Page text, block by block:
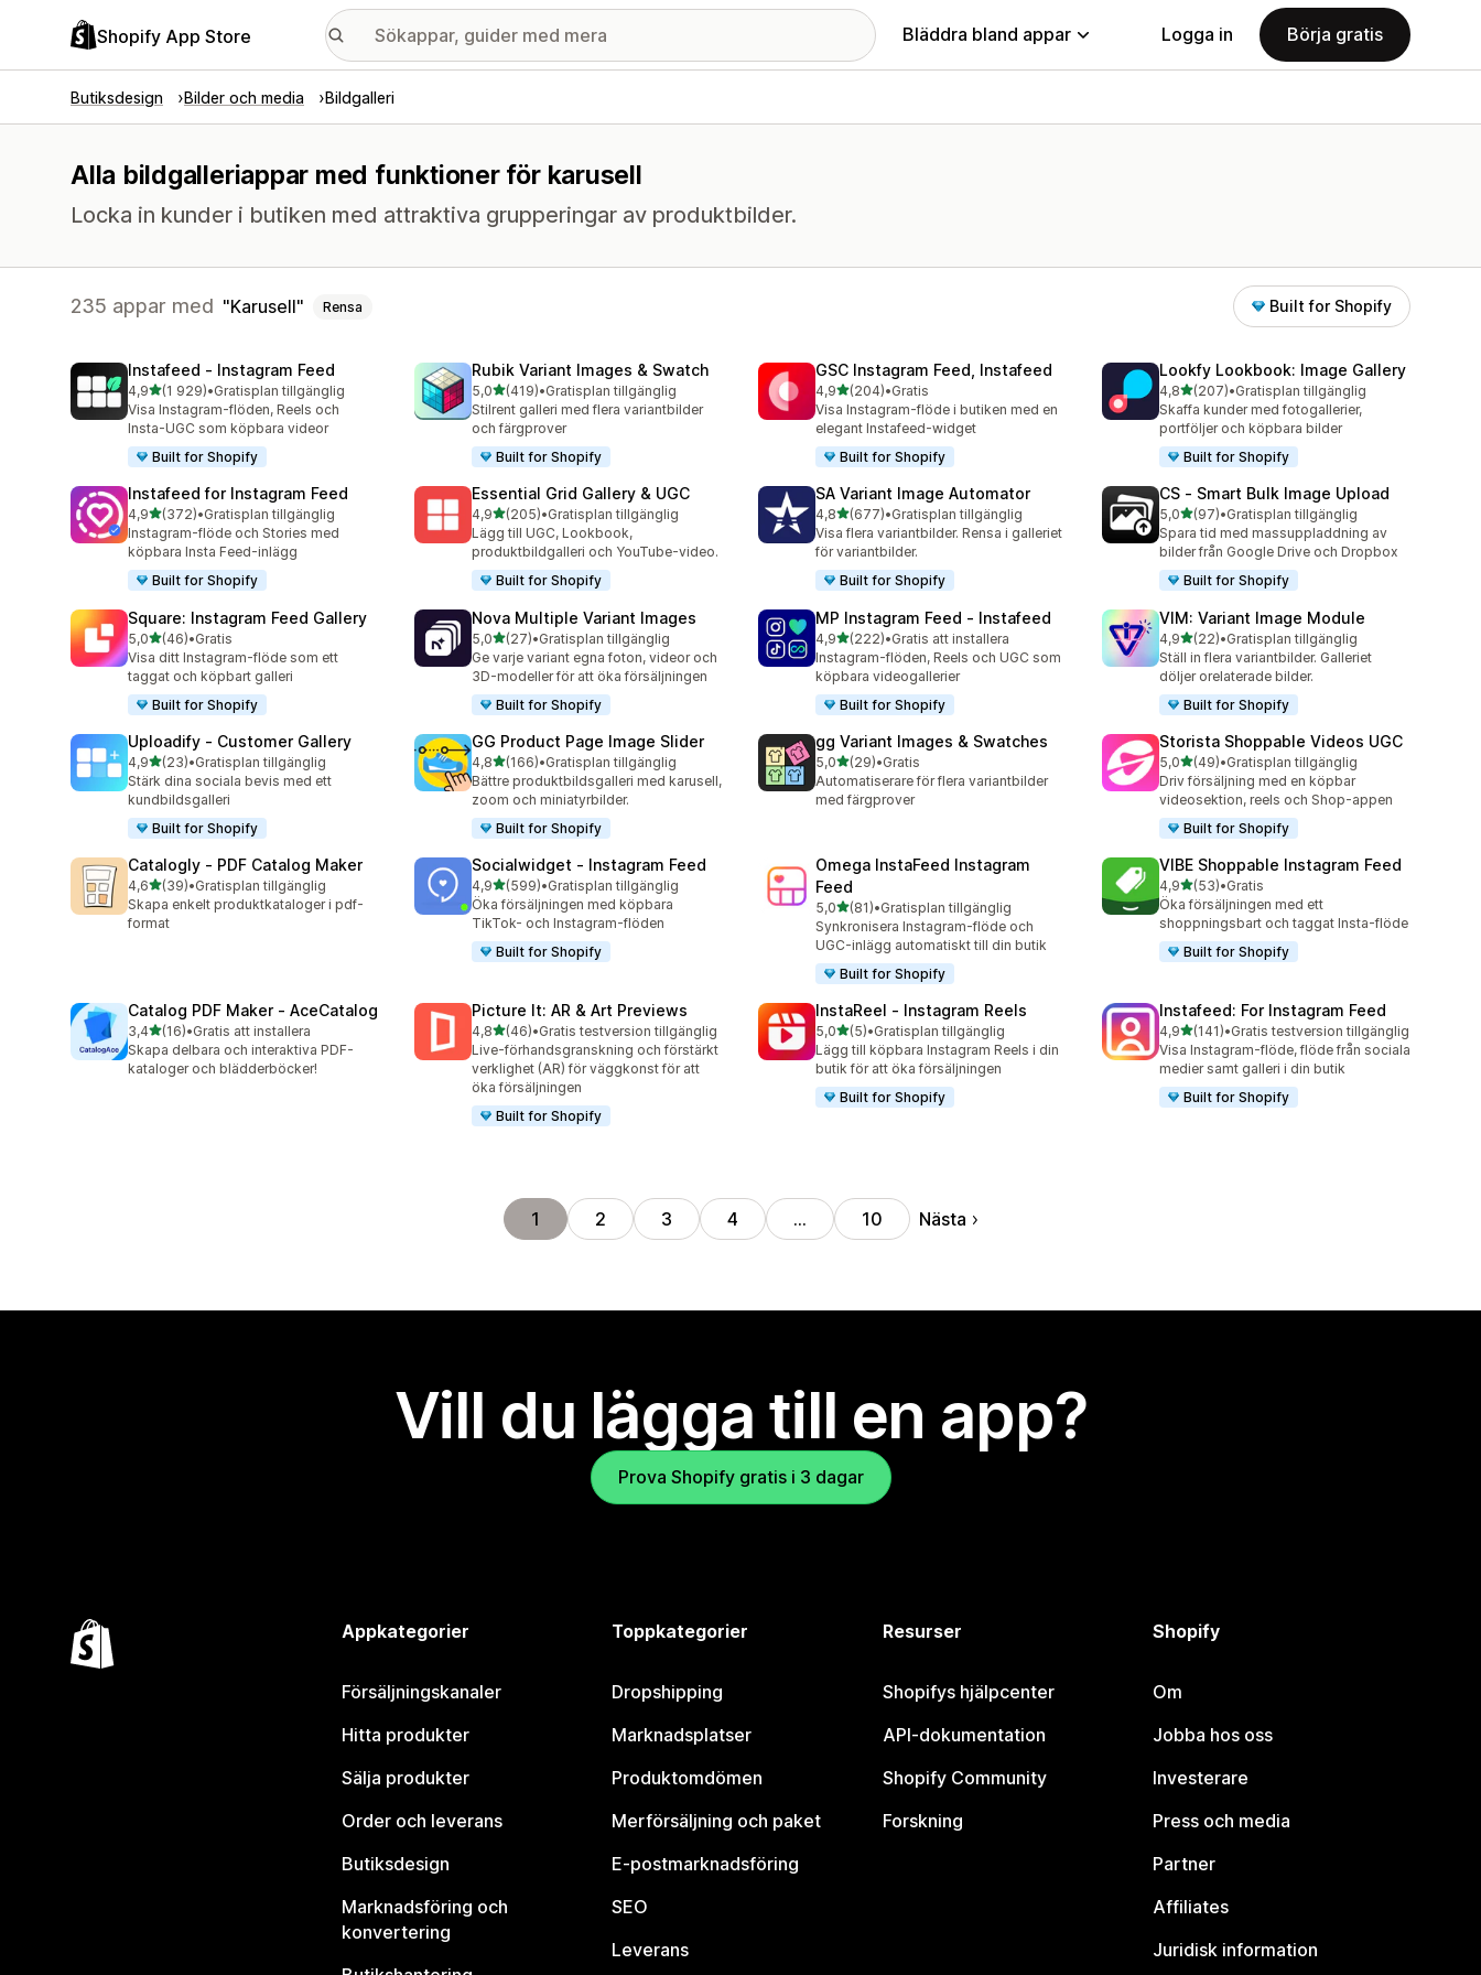
Shopify App Store Bläddra bland appar Logga in Börja gratis
Butiksdesign Bilder och media Bildgalleri
Alla bildgalleriappar med funktioner för karusell
Locka in kunder i butiken med attraktiva grupperingar av produktbilder.
235 appar med Karusell Rensa Built for Shopify
Instafeed ‑ Instagram Feed
4,9av 5 stjärnor
(1 929)
1929 recensioner totalt
•Gratisplan tillgänglig
Visa Instagram-flöden, Reels och
Insta-UGC som köpbara videor
Built for Shopify
Rubik Variant Images & Swatch
5,0av 5 stjärnor
(419)
419 recensioner totalt
•Gratisplan tillgänglig
Stilrent galleri med flera variantbilder
och färgprover
Built for Shopify
GSC Instagram Feed, Instafeed
4,9av 5 stjärnor
(204)
204 recensioner totalt
•Gratis
Visa Instagram-flöde i butiken med en
elegant Instafeed-widget
Built for Shopify
Lookfy Lookbook: Image Gallery
4,8av 5 stjärnor
(207)
207 recensioner totalt
•Gratisplan tillgänglig
Skaffa kunder med fotogallerier,
portföljer och köpbara bilder
Built for Shopify
Instafeed for Instagram Feed
4,9av 5 stjärnor
(372)
372 recensioner totalt
•Gratisplan tillgänglig
Instagram-flöde och Stories med
köpbara Insta Feed-inlägg
Built for Shopify
Essential Grid Gallery & UGC
4,9av 5 stjärnor
(205)
205 recensioner totalt
•Gratisplan tillgänglig
Lägg till UGC, Lookbook,
produktbildgalleri och YouTube-video.
Built for Shopify
SA Variant Image Automator
4,8av 5 stjärnor
(677)
677 recensioner totalt
•Gratisplan tillgänglig
Visa flera variantbilder. Rensa i galleriet
för variantbilder.
Built for Shopify
CS ‑ Smart Bulk Image Upload
5,0av 5 stjärnor
(97)
97 recensioner totalt
•Gratisplan tillgänglig
Spara tid med massuppladdning av
bilder från Google Drive och Dropbox
Built for Shopify
Square: Instagram Feed Gallery
5,0av 5 stjärnor
(46)
46 recensioner totalt
•Gratis
Visa ditt Instagram-flöde som ett
taggat och köpbart galleri
Built for Shopify
Nova Multiple Variant Images
5,0av 5 stjärnor
(27)
27 recensioner totalt
•Gratisplan tillgänglig
Ge varje variant egna foton, videor och
3D-modeller för att öka försäljningen
Built for Shopify
MP Instagram Feed ‑ Instafeed
4,9av 5 stjärnor
(222)
222 recensioner totalt
•Gratis att installera
Instagram-flöden, Reels och UGC som
köpbara videogallerier
Built for Shopify
VIM: Variant Image Module
4,9av 5 stjärnor
(22)
22 recensioner totalt
•Gratisplan tillgänglig
Ställ in flera variantbilder. Galleriet
döljer orelaterade bilder.
Built for Shopify
Uploadify ‑ Customer Gallery
4,9av 5 stjärnor
(23)
23 recensioner totalt
•Gratisplan tillgänglig
Stärk dina sociala bevis med ett
kundbildsgalleri
Built for Shopify
GG Product Page Image Slider
4,8av 5 stjärnor
(166)
166 recensioner totalt
•Gratisplan tillgänglig
Bättre produktbildsgalleri med karusell,
zoom och miniatyrbilder.
Built for Shopify
gg Variant Images & Swatches
5,0av 5 stjärnor
(29)
29 recensioner totalt
•Gratis
Automatiserare för flera variantbilder
med färgprover
Storista Shoppable Videos UGC
5,0av 5 stjärnor
(49)
49 recensioner totalt
•Gratisplan tillgänglig
Driv försäljning med en köpbar
videosektion, reels och Shop-appen
Built for Shopify
Catalogly ‑ PDF Catalog Maker
4,6av 5 stjärnor
(39)
39 recensioner totalt
•Gratisplan tillgänglig
Skapa enkelt produktkataloger i pdf-
format
Socialwidget ‑ Instagram Feed
4,9av 5 stjärnor
(599)
599 recensioner totalt
•Gratisplan tillgänglig
Öka försäljningen med köpbara
TikTok- och Instagram-flöden
Built for Shopify
Omega InstaFeed Instagram
Feed
5,0av 5 stjärnor
(81)
81 recensioner totalt
•Gratisplan tillgänglig
Synkronisera Instagram-flöde och
UGC-inlägg automatiskt till din butik
Built for Shopify
VIBE Shoppable Instagram Feed
4,9av 5 stjärnor
(53)
53 recensioner totalt
•Gratis
Öka försäljningen med ett
shoppningsbart och taggat Insta-flöde
Built for Shopify
Catalog PDF Maker ‑ AceCatalog
3,4av 5 stjärnor
(16)
16 recensioner totalt
•Gratis att installera
Skapa delbara och interaktiva PDF-
kataloger och blädderböcker!
Picture It: AR & Art Previews
4,8av 5 stjärnor
(46)
46 recensioner totalt
•Gratis testversion tillgänglig
Live-förhandsgranskning och förstärkt
verklighet (AR) för väggkonst för att
öka försäljningen
Built for Shopify
InstaReel ‑ Instagram Reels
5,0av 5 stjärnor
(5)
5 recensioner totalt
•Gratisplan tillgänglig
Lägg till köpbara Instagram Reels i din
butik för att öka försäljningen
Built for Shopify
Instafeed: For Instagram Feed
4,9av 5 stjärnor
(141)
141 recensioner totalt
•Gratis testversion tillgänglig
Visa Instagram-flöde, flöde från sociala
medier samt galleri i din butik
Built for Shopify
1 2 3 4 … 10 Nästa
Vill du lägga till en app?
Prova Shopify gratis i 3 dagar
Appkategorier
Försäljningskanaler
Hitta produkter
Sälja produkter
Order och leverans
Butiksdesign
Marknadsföring och
konvertering
Toppkategorier
Dropshipping
Marknadsplatser
Produktomdömen
Merförsäljning och paket
E-postmarknadsföring
SEO
Leverans
Resurser
Shopifys hjälpcenter
API-dokumentation
Shopify Community
Forskning
Shopify
Om
Jobba hos oss
Investerare
Press och media
Partner
Affiliates
Juridisk information